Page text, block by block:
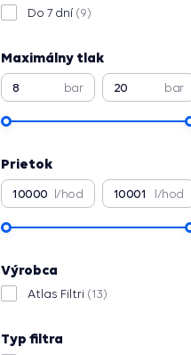
Do 7 dní (9)
Maximálny tlak
bar bar
Prietok
l/hod l/hod
Výrobca
Atlas Filtri (13)
Typ filtra